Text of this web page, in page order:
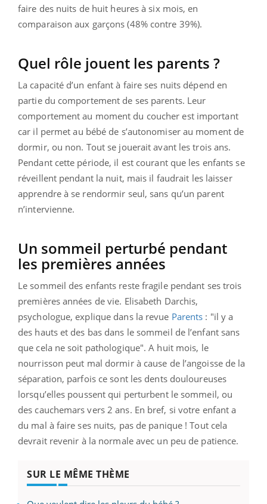
faire des nuits de huit heures à six mois, en
comparaison aux garçons (48% contre 39%).
Quel rôle jouent les parents ?
La capacité d’un enfant à faire ses nuits dépend en
partie du comportement de ses parents. Leur
comportement au moment du coucher est important
car il permet au bébé de s’autonomiser au moment de
dormir, ou non. Tout se jouerait avant les trois ans.
Pendant cette période, il est courant que les enfants se
réveillent pendant la nuit, mais il faudrait les laisser
apprendre à se rendormir seul, sans qu’un parent
n’intervienne.
Un sommeil perturbé pendant
les premières années
Le sommeil des enfants reste fragile pendant ses trois
premières années de vie. Elisabeth Darchis,
psychologue, explique dans la revue Parents : "il y a
des hauts et des bas dans le sommeil de l’enfant sans
que cela ne soit pathologique". A huit mois, le
nourrisson peut mal dormir à cause de l’angoisse de la
séparation, parfois ce sont les dents douloureuses
lorsqu’elles poussent qui perturbent le sommeil, ou
des cauchemars vers 2 ans. En bref, si votre enfant a
du mal à faire ses nuits, pas de panique ! Tout cela
devrait revenir à la normale avec un peu de patience.
SUR LE MÊME THÈME